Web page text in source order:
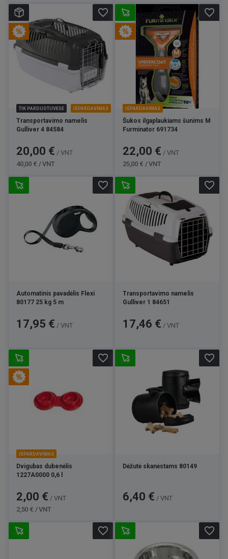
TIK PARDUOTUVĖSE IŠPARDAVIMAS
Transportavimo namelis
Gulliver 4 84584
Kaina
20,00 € / VNT
40,00 € / VNT
favorite_border
IŠPARDAVIMAS
Šukos ilgaplaukiams šunims M
Furminator 691734
Kaina
22,00 € / VNT
25,00 € / VNT
favorite_border
Automatinis pavadėlis Flexi
80177 25 kg 5 m
Kaina
17,95 € / VNT
favorite_border
Transportavimo namelis
Gulliver 1 84651
Kaina
17,46 € / VNT
favorite_border
IŠPARDAVIMAS
Dvigubas dubenėlis
1227A0000 0,6 l
Kaina
2,00 € / VNT
2,50 € / VNT
favorite_border
Dėžutė skanėstams 80149
Kaina
6,40 € / VNT
favorite_border
favorite_border favorite_border